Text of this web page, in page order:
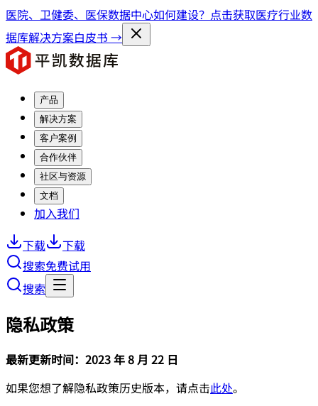
医院、卫健委、医保数据中心如何建设？点击获取医疗行业数
据库解决方案白皮书 →
产品
解决方案
客户案例
合作伙伴
社区与资源
文档
加入我们
下载
下载
搜索免费试用
搜索
隐私政策
最新更新时间：2023 年 8 月 22 日
如果您想了解隐私政策历史版本，请点击此处。